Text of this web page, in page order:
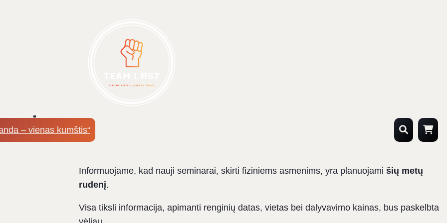
– vienas kumštis“
Informuojame, kad nauji seminarai, skirti fiziniems asmenims, yra planuojami šių metų
rudenį.
Visa tiksli informacija, apimanti renginių datas, vietas bei dalyvavimo kainas, bus paskelbta